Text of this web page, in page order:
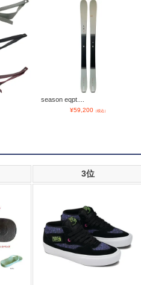
season eqpt....
¥59,200（税込）
3位